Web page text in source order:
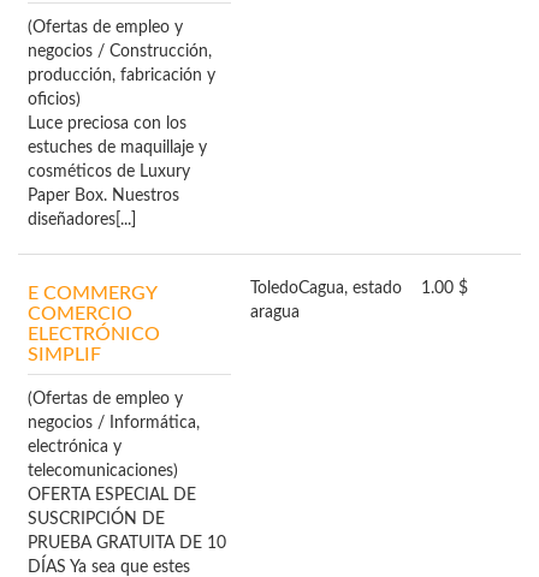
(Ofertas de empleo y
negocios / Construcción,
producción, fabricación y
oficios)
Luce preciosa con los
estuches de maquillaje y
cosméticos de Luxury
Paper Box. Nuestros
diseñadores[...]
E COMMERGY
COMERCIO
ELECTRÓNICO
SIMPLIF
(Ofertas de empleo y
negocios / Informática,
electrónica y
telecomunicaciones)
OFERTA ESPECIAL DE
SUSCRIPCIÓN DE
PRUEBA GRATUITA DE 10
DÍAS Ya sea que estes
ToledoCagua, estado
aragua
1.00 $